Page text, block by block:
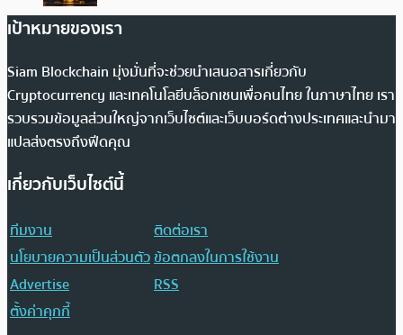
เป้าหมายของเรา
Siam Blockchain มุ่งมั่นที่จะช่วยนำเสนอสารเกี่ยวกับ
Cryptocurrency และเทคโนโลยีบล็อกเชนเพื่อคนไทย ในภาษาไทย เรา
รวบรวมข้อมูลส่วนใหญ่จากเว็บไซต์และเว็บบอร์ดต่างประเทศและนำมา
แปลส่งตรงถึงฟีดคุณ
เกี่ยวกับเว็บไซต์นี้
ทีมงาน
ติดต่อเรา
นโยบายความเป็นส่วนตัวข้อตกลงในการใช้งาน
Advertise
RSS
ตั้งค่าคุกกี้